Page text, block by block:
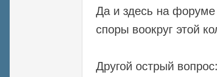
Да и здесь на
споры воокруг этой
Другой острый